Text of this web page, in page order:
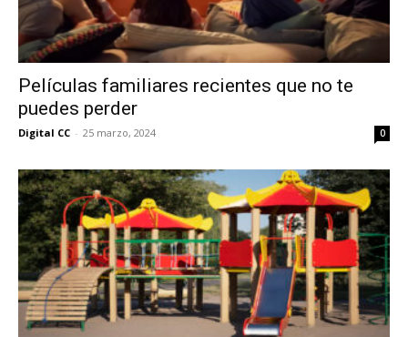
Películas familiares recientes que no te
puedes perder
Digital CC - 25 marzo, 2024 0